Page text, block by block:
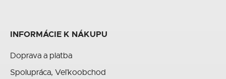
INFORMÁCIE K NÁKUPU
Doprava a platba
Spolupráca, Veľkoobchod